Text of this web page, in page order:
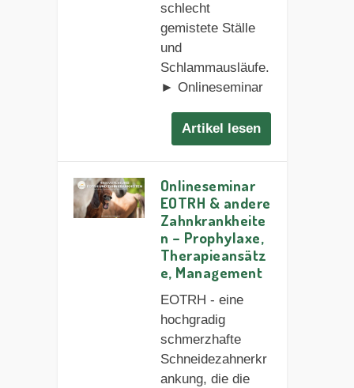
schlecht
gemistete Ställe
und
Schlammausläufe.
► Onlineseminar
Artikel lesen
Onlineseminar
EOTRH & andere
Zahnkrankheite
n – Prophylaxe,
Therapieansätz
e, Management
EOTRH - eine
hochgradig
schmerzhafte
Schneidezahnerkr
ankung, die die